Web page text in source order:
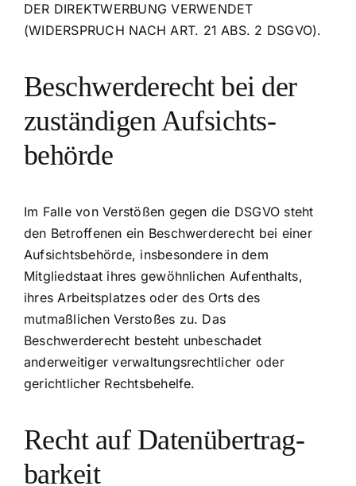
DER DIREKTWERBUNG VERWENDET
(WIDERSPRUCH NACH ART. 21 ABS. 2 DSGVO).
Beschwerde­recht bei der
zuständigen Aufsichts­
behörde
Im Falle von Verstößen gegen die DSGVO steht
den Betroffenen ein Beschwerderecht bei einer
Aufsichtsbehörde, insbesondere in dem
Mitgliedstaat ihres gewöhnlichen Aufenthalts,
ihres Arbeitsplatzes oder des Orts des
mutmaßlichen Verstoßes zu. Das
Beschwerderecht besteht unbeschadet
anderweitiger verwaltungsrechtlicher oder
gerichtlicher Rechtsbehelfe.
Recht auf Daten­übertrag­
barkeit